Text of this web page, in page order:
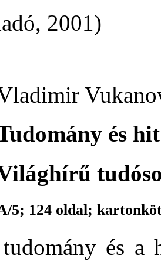
2001)
és hit
5; 124 oldal;
és a